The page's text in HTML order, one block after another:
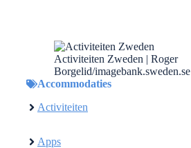
Activiteiten Zweden | Roger
Borgelid/imagebank.sweden.se
Accommodaties
Activiteiten
Apps